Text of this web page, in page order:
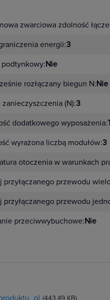
zwarciowa zdolność
energii:3
Nie
rozłączany biegun N:Nie
zanieczyszczenia (N):3
dodatkowego wyposażenia:
wyrażona liczbą modułów:3
otoczenia w warunkach
przyłączanego przewodu
przyłączanego przewodu
przeciwwybuchowe:Nie
(443.49 KB)